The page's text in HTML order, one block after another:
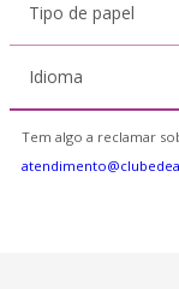
Tipo de papel
Idioma
Tem algo a reclamar